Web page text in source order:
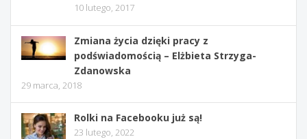
10 lutego, 2017
Zmiana życia dzięki pracy z
podświadomością – Elżbieta Strzyga-
Zdanowska
29 marca, 2018
Rolki na Facebooku już są!
23 lutego, 2022